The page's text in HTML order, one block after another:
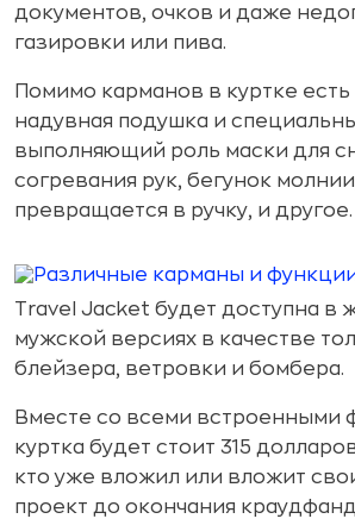
документов, очков и даже
газировки или пива.
Помимо карманов в куртке есть
надувная подушка и
выполняющий роль маски для
согревания рук, бегунок
превращается в ручку, и другое.
Travel Jacket будет доступна в
мужской версиях в качестве
блейзера, ветровки и бомбера.
Вместе со всеми встроенными
куртка будет стоит 315
кто уже вложил или вложит
проект до окончания